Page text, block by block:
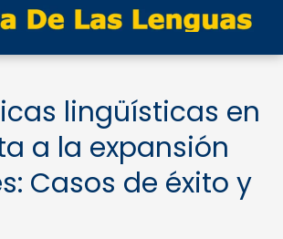
lingüísticas en
a la expansión
Casos de éxito y